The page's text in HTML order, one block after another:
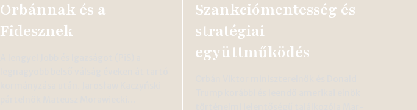
Orbánnak és a
Fidesznek
Szankciómentesség és
stratégiai
együttműködés